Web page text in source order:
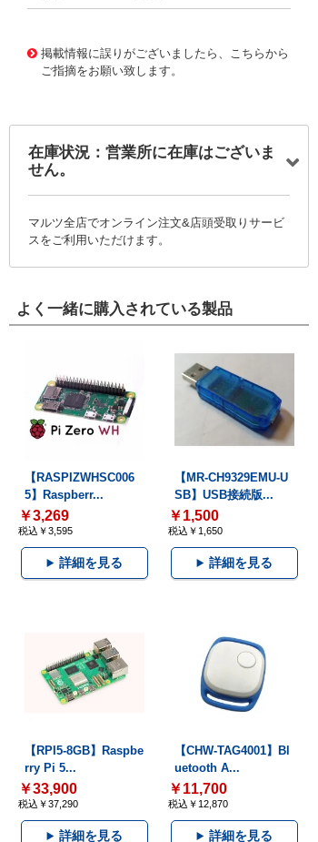
掲載情報に誤りがございましたら、こちらから
ご指摘をお願い致します。
在庫状況：営業所に在庫はございま
せん。
マルツ全店でオンライン注文&店頭受取りサービ
スをご利用いただけます。
よく一緒に購入されている製品
【RASPIZWHSC006
5】Raspberr...
￥3,269
税込￥3,595
詳細を見る
【MR-CH9329EMU-U
SB】USB接続版...
￥1,500
税込￥1,650
詳細を見る
【RPI5-8GB】Raspbe
rry Pi 5...
￥33,900
税込￥37,290
詳細を見る
【CHW-TAG4001】Bl
uetooth A...
￥11,700
税込￥12,870
詳細を見る